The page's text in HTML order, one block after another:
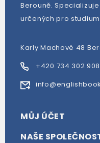
Berouně.
určených pro
Karly Machové 48
+420 734 302 908
MŮJ ÚČET
NAŠE